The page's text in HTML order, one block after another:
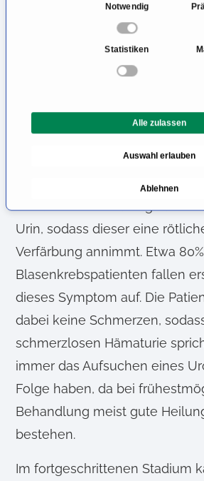
s
a
w
a
Notwendig
Statistiken
Alle zulassen
Auswahl erlauben
Ablehnen
Harndrang verbunden mit
Wasser lassen (Pollakisurie),
Blasenentleerung (Dysurie) mit
Schmerzen beim
bei Männern auftretende
sollte daher immer einer
Ein deutliches Warnsignal ist
Urin, sodass dieser eine
Verfärbung annimmt. Etwa
Blasenkrebspatienten fallen
dieses Symptom auf. Die
dabei keine Schmerzen,
schmerzlosen Hämaturie
immer das Aufsuchen eines
Folge haben, da bei
Behandlung meist gute
bestehen.
Im fortgeschrittenen Stadium